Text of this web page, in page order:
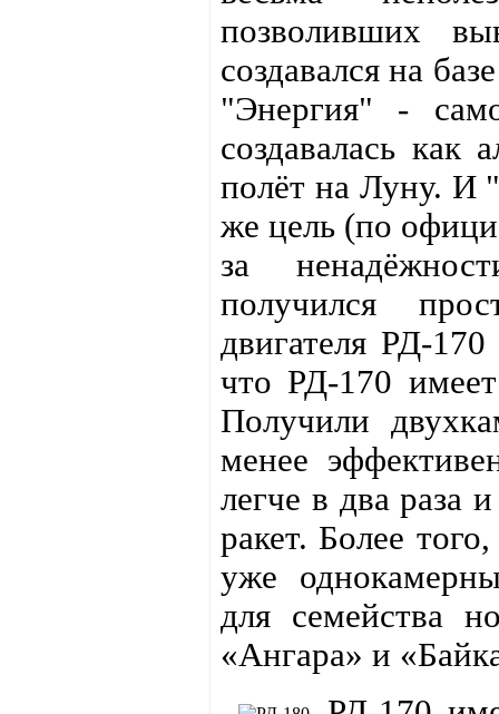
позволивших
создавался на
"Энергия" -
создавалась как
полёт на Луну. И
же цель (по
за
получился
двигателя РД-
что РД-170
Получили
менее
легче в два раза
ракет. Более
уже
для семейства
«Ангара» и